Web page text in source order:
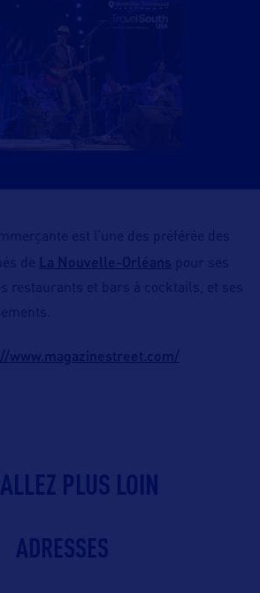
est l’une des préférée des
de La Nouvelle-Orléans pour ses
restaurants et bars à cocktails, et ses
www.magazinestreet.com/
ALLEZ PLUS LOIN
ADRESSES